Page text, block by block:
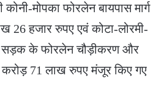
मोपका फोरलेन बायपास मार्ग
26 हजार रुपए एवं कोटा-लोरमी-
सड़क के फोरलेन चौड़ीकरण और
71 लाख रुपए मंजूर किए गए